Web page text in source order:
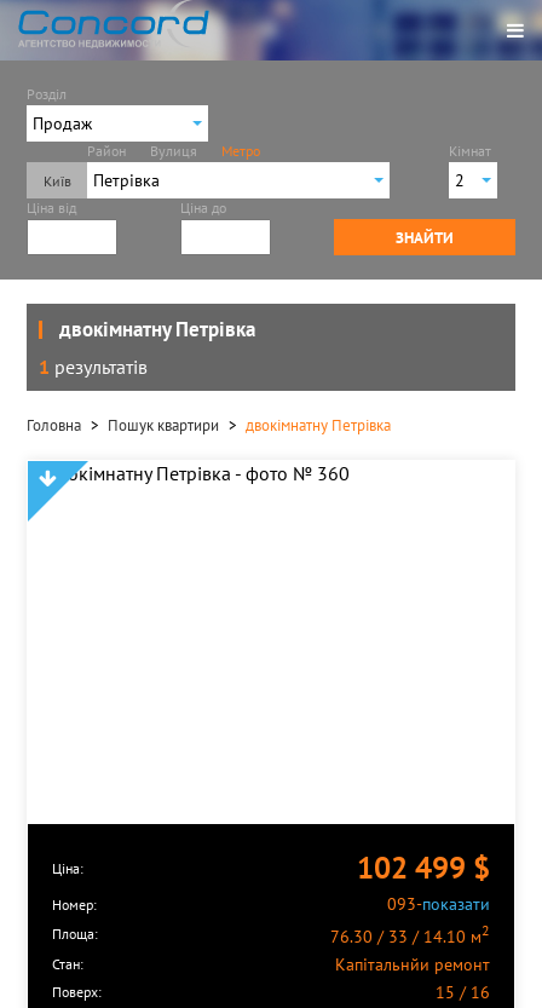
Розділ
Продаж
ПродажРайон Вулиця Метро
Петрівка
Бориспільська
Вирлиця
Вокзальна
Героїв Дніпра
Голосіївська
Лук'янівська
Кімнат
2
Ціна від Ціна до
ЗНАЙТИ
двокімнатну Петрівка
1 результатів
Головна Пошук квартири двокімнатну Петрівка
Ціна: 102 499 $
Номер: 093-показати
Площа: 76.30 / 33 / 14.10 м2
Стан:
Капітальнйи ремонт
Поверх: 15 / 16